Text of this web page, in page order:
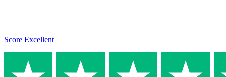
Score Excellent